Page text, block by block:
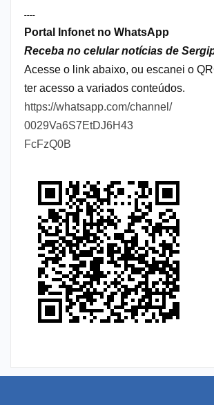
----
Portal Infonet no WhatsApp
Receba no celular notícias de
Acesse o link abaixo, ou escanei o
ter acesso a variados conteúdos.
https://whatsapp.com/channel/
0029Va6S7EtDJ6H43
FcFzQ0B